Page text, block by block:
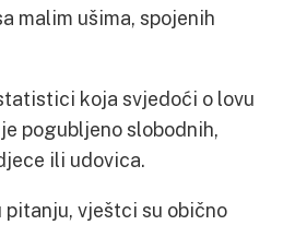
malim ušima, spojenih
koja svjedoći o lovu
pogubljeno slobodnih,
ili udovica.
pitanju, vještci su obično